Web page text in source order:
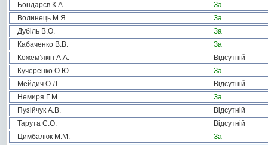
Бондарєв К.А.
За
Волинець М.Я.
За
Дубіль В.О.
За
Кабаченко В.В.
За
Кожем’якін А.А.
Відсутній
Кучеренко О.Ю.
За
Мейдич О.Л.
Відсутній
Немиря Г.М.
За
Пузійчук А.В.
Відсутній
Тарута С.О.
Відсутній
Цимбалюк М.М.
За